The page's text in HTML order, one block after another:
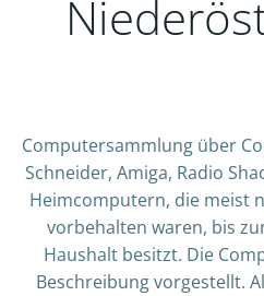
Computersammlung über
Schneider, Amiga, Radio
Heimcomputern, die meist
vorbehalten waren, bis
Haushalt besitzt. Die
Beschreibung vorgestellt.